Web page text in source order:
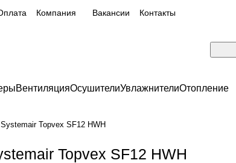
Компания Вакансии Контакты
ВентиляцияОсушителиУвлажнителиОтопление
Systemair Topvex SF12 HWH
Topvex SF12 HWH